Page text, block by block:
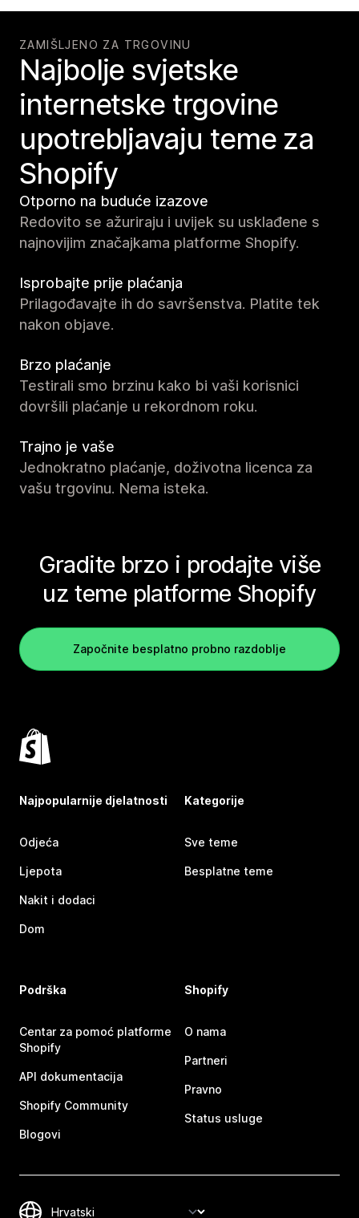
ZAMIŠLJENO ZA TRGOVINU
Najbolje svjetske
internetske trgovine
upotrebljavaju teme za
Shopify
Otporno na buduće izazove
Redovito se ažuriraju i uvijek su usklađene s
najnovijim značajkama platforme Shopify.
Isprobajte prije plaćanja
Prilagođavajte ih do savršenstva. Platite tek
nakon objave.
Brzo plaćanje
Testirali smo brzinu kako bi vaši korisnici
dovršili plaćanje u rekordnom roku.
Trajno je vaše
Jednokratno plaćanje, doživotna licenca za
vašu trgovinu. Nema isteka.
Gradite brzo i prodajte više
uz teme platforme Shopify
Započnite besplatno probno razdoblje
Najpopularnije djelatnosti
Odjeća
Ljepota
Nakit i dodaci
Dom
Kategorije
Sve teme
Besplatne teme
Podrška
Centar za pomoć platforme
Shopify
API dokumentacija
Shopify Community
Blogovi
Shopify
O nama
Partneri
Pravno
Status usluge